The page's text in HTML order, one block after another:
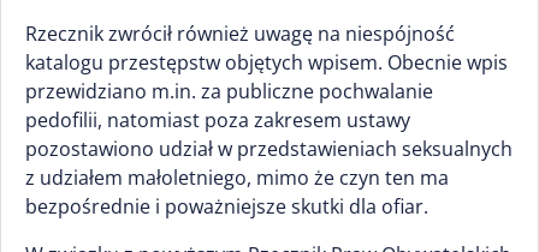
Rzecznik zwrócił również uwagę na niespójność
katalogu przestępstw objętych wpisem. Obecnie wpis
przewidziano m.in. za publiczne pochwalanie
pedofilii, natomiast poza zakresem ustawy
pozostawiono udział w przedstawieniach seksualnych
z udziałem małoletniego, mimo że czyn ten ma
bezpośrednie i poważniejsze skutki dla ofiar.